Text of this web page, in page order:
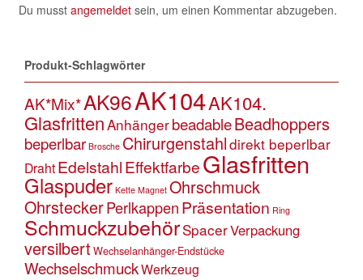
Du musst angemeldetsein, um einen Kommentar abzugeben.
Produkt-Schlagwörter
AK*Mix*AK96AK104AK104.
GlasfrittenAnhängerbeadableBeadhoppers
beperlbar Brosche Chirurgenstahldirekt beperlbar
DrahtEdelstahlEffektfarbeGlasfritten
Glaspuder Kette Magnet Ohrschmuck
OhrsteckerPerlkappenPräsentation Ring
SchmuckzubehörSpacerVerpackung
versilbert Wechselanhänger-Endstücke
WechselschmuckWerkzeug